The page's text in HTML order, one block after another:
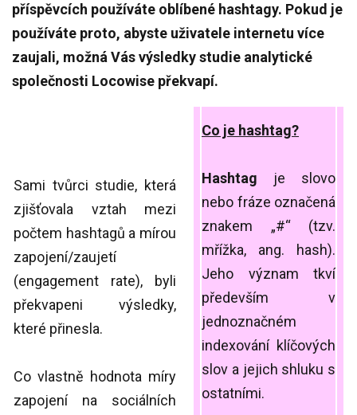
příspěvcích používáte oblíbené hashtagy. Pokud je
používáte proto, abyste uživatele internetu více
zaujali, možná Vás výsledky studie analytické
společnosti Locowise překvapí.
Sami tvůrci studie, která
zjišťovala vztah mezi
počtem hashtagů a mírou
zapojení/zaujetí
(engagement rate), byli
překvapeni výsledky,
které přinesla.
Co vlastně hodnota míry
zapojení na sociálních
Co je hashtag?
Hashtag je slovo
nebo fráze označená
znakem „#“ (tzv.
mřížka, ang. hash).
Jeho význam tkví
především v
jednoznačném
indexování klíčových
slov a jejich shluku s
ostatními.